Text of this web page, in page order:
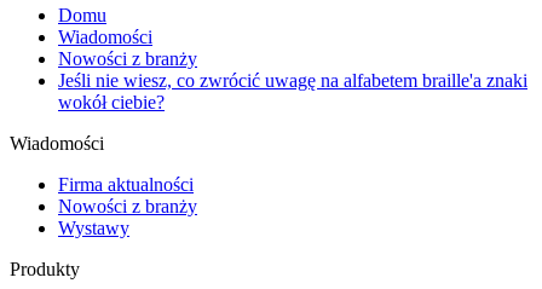
Domu
Wiadomości
Nowości z branży
Jeśli nie wiesz, co zwrócić uwagę na alfabetem braille'a znaki
wokół ciebie?
Wiadomości
Firma aktualności
Nowości z branży
Wystawy
Produkty